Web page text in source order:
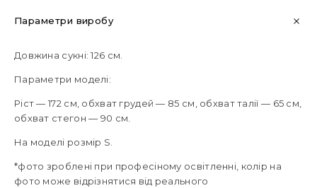
Параметри виробу
Довжина сукні: 126 см.
Параметри моделі:
Ріст — 172 см, обхват грудей — 85 см, обхват талії — 65 см,
обхват стегон — 90 см.
На моделі розмір S.
*фото зроблені при професіному освітленні, колір на
фото може відрізнятися від реального